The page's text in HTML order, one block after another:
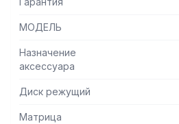
МОДЕЛЬ
Назначение
аксессуара
Диск режущий
Матрица